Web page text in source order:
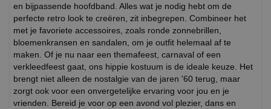
en bijpassende hoofdband. Alles wat je nodig hebt om de
perfecte retro look te creëren, zit inbegrepen. Combineer het
met je favoriete accessoires, zoals ronde zonnebrillen,
bloemenkransen en sandalen, om je outfit helemaal af te
maken. Of je nu naar een themafeest, carnaval of een
verkleedfeest gaat, ons hippie kostuum is de ideale keuze. Het
brengt niet alleen de nostalgie van de jaren '60 terug, maar
zorgt ook voor een onvergetelijke ervaring voor jou en je
vrienden. Bereid je voor op een avond vol plezier, dans en